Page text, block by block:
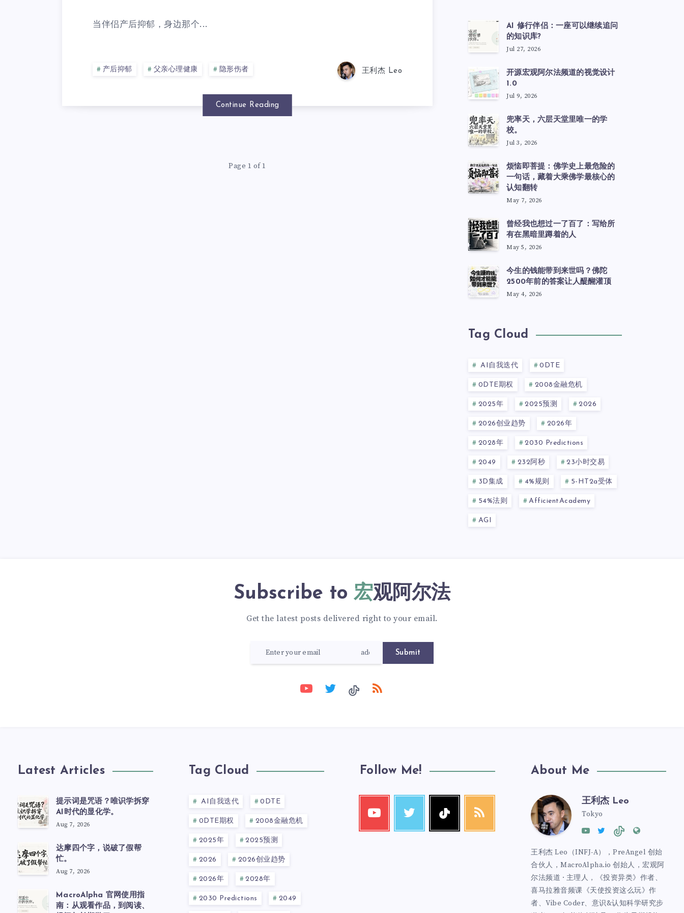
当伴侣产后抑郁，身边那个...
产后抑郁 父亲心理健康 隐形伤者 王利杰 Leo
Continue Reading
Page 1 of 1
AI 修行伴侣：一座可以继续追问
的知识库?
Jul 27, 2026
开源宏观阿尔法频道的视觉设计
1.0
Jul 9, 2026
兜率天，六层天堂里唯一的学
校。
Jul 3, 2026
烦恼即菩提：佛学史上最危险的
一句话，藏着大乘佛学最核心的
认知翻转
May 7, 2026
曾经我也想过一了百了：写给所
有在黑暗里蹲着的人
May 5, 2026
今生的钱能带到来世吗？佛陀
2500年前的答案让人醍醐灌顶
May 4, 2026
Tag Cloud
AI自我迭代 0DTE
0DTE期权 2008金融危机
2025年 2025预测 2026
2026创业趋势 2026年
2028年 2030 Predictions
2049 232阿秒 23小时交易
3D集成 4%规则 5-HT2a受体
54%法则 AfficientAcademy
AGI
Subscribe to 宏观阿尔法
Get the latest posts delivered right to your email.
Submit
Latest Articles
提示词是咒语？唯识学拆穿
AI时代的显化学。
Aug 7, 2026
达摩四个字，说破了假帮
忙。
Aug 7, 2026
MacroAlpha 官网使用指
南：从观看作品，到阅读、
Tag Cloud
AI自我迭代 0DTE
0DTE期权 2008金融危机
2025年 2025预测
2026 2026创业趋势
2026年 2028年
2030 Predictions 2049
Follow Me! About Me
王利杰 Leo
Tokyo
王利杰 Leo（INFJ-A），PreAngel 创始
合伙人，MacroAlpha.io 创始人，宏观阿
尔法频道 · 主理人，《投资异类》作者、
喜马拉雅音频课《天使投资这么玩》作
者、Vibe Coder、意识&认知科学研究步